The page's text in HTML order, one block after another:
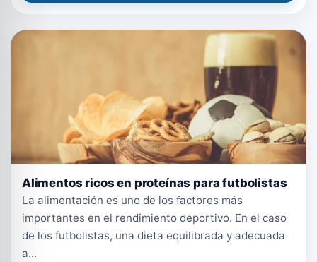
Alimentos ricos en proteínas para futbolistas
La alimentación es uno de los factores más
importantes en el rendimiento deportivo. En el caso
de los futbolistas, una dieta equilibrada y adecuada
a...